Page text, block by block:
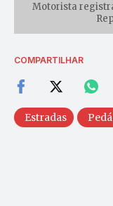
Motorista
COMPARTILHAR
Estradas